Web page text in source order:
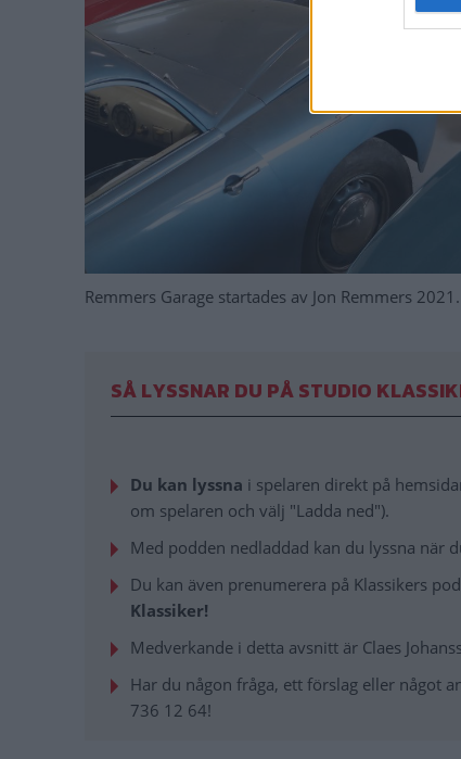
Remmers Garage startades av Jon Remmers 2021.
SÅ LYSSNAR DU PÅ STUDIO
Du kan lyssna i spelaren direkt på
om spelaren och välj "Ladda ned").
Med podden nedladdad kan du lyssna när
Du kan även prenumerera på Klassikers
Klassiker!
Medverkande i detta avsnitt är Claes
Har du någon fråga, ett förslag eller något
736 12 64!